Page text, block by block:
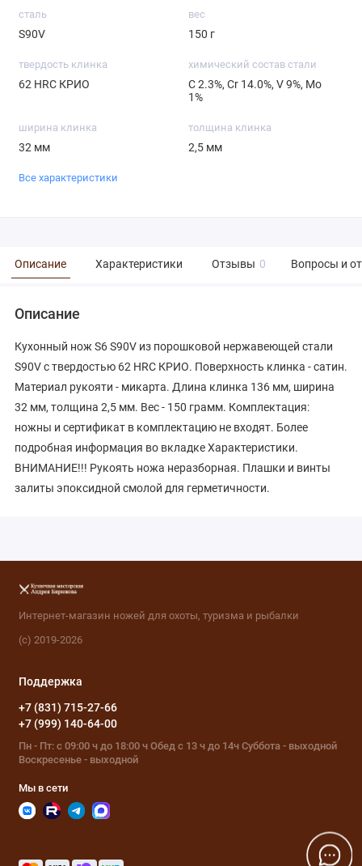
сталь
S90V
вес
150 г
твердость клинка
62 HRC КРИО
химический состав стали
С 2.3%, Cr 14.0%, V 9%, Mo
1%
ширина клинка
32 мм
толщина клинка
2,5 мм
Все характеристики
Описание Характеристики Отзывы 0 Вопросы и
Описание
Кухонный нож S6 S90V из порошковой нержавеющей стали
S90V с твердостью 62 HRC КРИО. Поверхность клинка - сатин.
Материал рукояти - микарта. Длина клинка 136 мм, ширина
32 мм, толщина 2,5 мм. Вес - 150 грамм. Комплектация:
ножны и сертификат в комплектацию не входят. Более
подробная информация во вкладке Характеристики.
ВНИМАНИЕ!!! Рукоять ножа неразборная. Плашки и винты
залиты эпоксидной смолой для герметичности.
Интернет-магазин ножей для охоты, туризма и рыбалки
(с) 2019-2026
Поддержка
+7 (831) 715-27-66
+7 (999) 140-64-00
Пн - Пт: с 09:00 ч до 18:00 ч Обед с 13 ч до 14ч Суббота - выходной
Воскресенье - выходной
Мы в сети